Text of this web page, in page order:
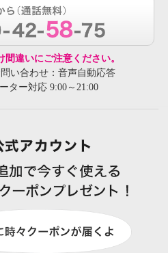
違いにご注意ください。
い合わせ：音声自動応答
ター対応 9:00～21:00